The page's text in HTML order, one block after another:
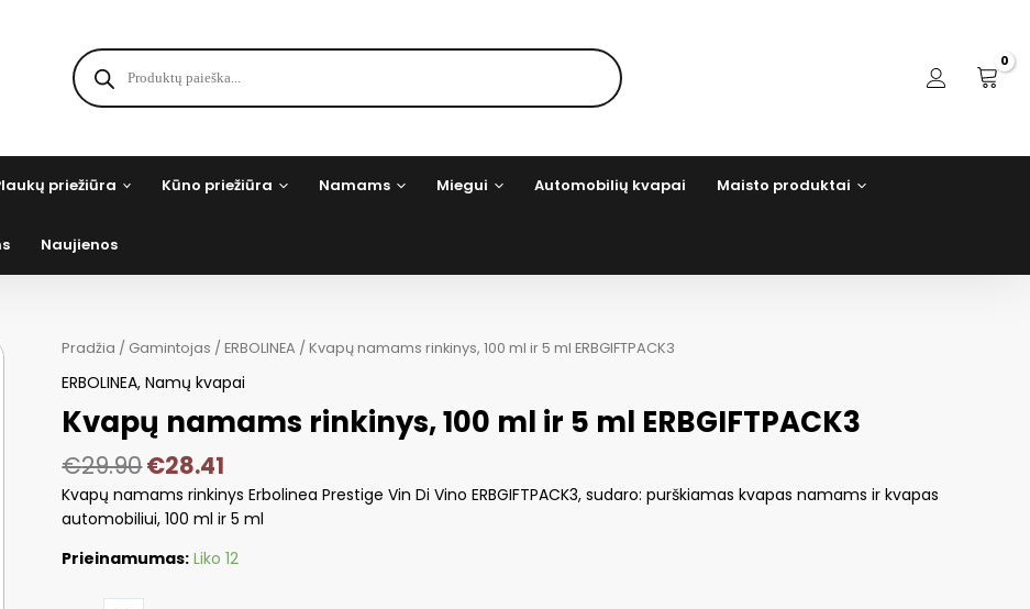
Products
search
priežiūra Kūno priežiūra Namams Miegui Automobilių kvapai Maisto produktai
Naujienos
Pradžia / Gamintojas /ERBOLINEA / Kvapų namams rinkinys, 100 ml ir 5 ml ERBGIFTPACK3
ERBOLINEA,Namų kvapai
Kvapų namams rinkinys, 100 ml ir 5 ml ERBGIFTPACK3
€29.90€28.41
Kvapų namams rinkinys Erbolinea Prestige Vin Di Vino ERBGIFTPACK3, sudaro: purškiamas kvapas namams ir kvapas
automobiliui, 100 ml ir 5 ml
Prieinamumas: Liko 12